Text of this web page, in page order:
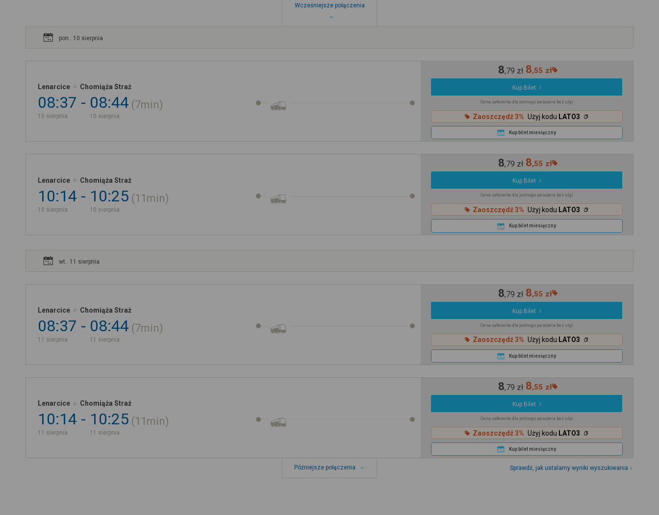
Wcześniejsze połączenia
pon.. 10 sierpnia
Lenarcice Chomiąża Straż
08:37
10 sierpnia
08:44
10 sierpnia
7min
8,79 zł 8,55 zł
Kup Bilet
Cena całkowita dla jednego pasażera bez ulgi
Zaoszczędź 3% Użyj kodu LATO3
Kup bilet miesięczny
Lenarcice Chomiąża Straż
10:14
10 sierpnia
10:25
10 sierpnia
11min
8,79 zł 8,55 zł
Kup Bilet
Cena całkowita dla jednego pasażera bez ulgi
Zaoszczędź 3% Użyj kodu LATO3
Kup bilet miesięczny
wt.. 11 sierpnia
Lenarcice Chomiąża Straż
08:37
11 sierpnia
08:44
11 sierpnia
7min
8,79 zł 8,55 zł
Kup Bilet
Cena całkowita dla jednego pasażera bez ulgi
Zaoszczędź 3% Użyj kodu LATO3
Kup bilet miesięczny
Lenarcice Chomiąża Straż
10:14
11 sierpnia
10:25
11 sierpnia
11min
8,79 zł 8,55 zł
Kup Bilet
Cena całkowita dla jednego pasażera bez ulgi
Zaoszczędź 3% Użyj kodu LATO3
Kup bilet miesięczny
Późniejsze połączenia Sprawdź, jak ustalamy wyniki wyszukiwania